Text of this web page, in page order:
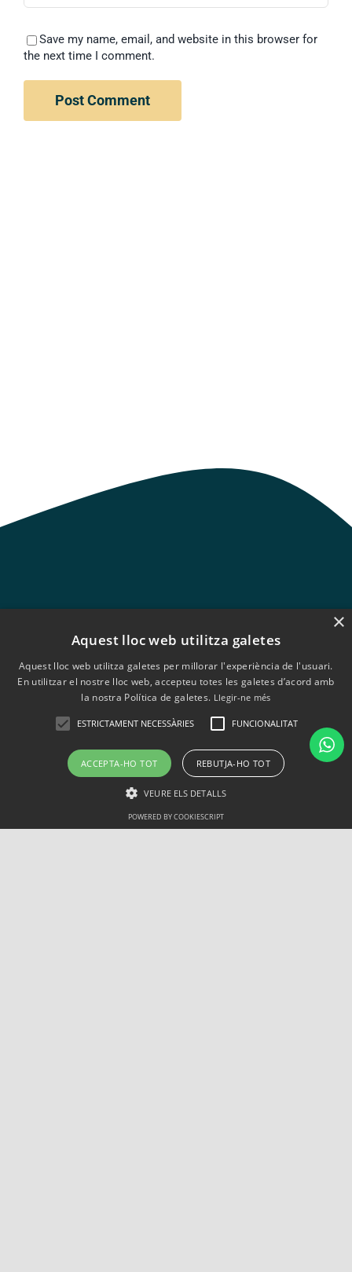
Save my name, email, and website in this browser for
the next time I comment.
Avís legal
Política de cookies
Política de privadesa
×
Aquest lloc web utilitza galetes
Aquest lloc web utilitza galetes per millorar l'experiència de l'usuari.
En utilitzar el nostre lloc web, accepteu totes les galetes d’acord amb
la nostra Política de galetes. Llegir-ne més
ESTRICTAMENT NECESSÀRIES FUNCIONALITAT
ACCEPTA-HO TOT REBUTJA-HO TOT
VEURE ELS DETALLS
POWERED BY COOKIESCRIPT